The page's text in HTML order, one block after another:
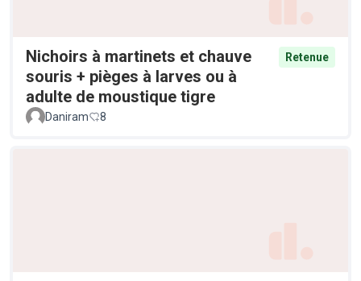
Nichoirs à martinets et chauve
souris + pièges à larves ou à
adulte de moustique tigre
Retenue
Daniram 8